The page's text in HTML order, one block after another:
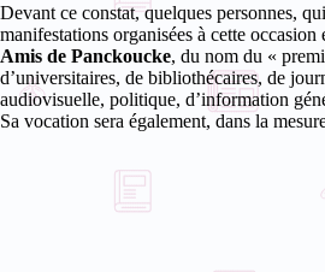
Devant ce constat, quelques personnes,
manifestations organisées à cette
Amis de Panckoucke, du nom du «
d’universitaires, de bibliothécaires, de
audiovisuelle, politique, d’information
Sa vocation sera également, dans la